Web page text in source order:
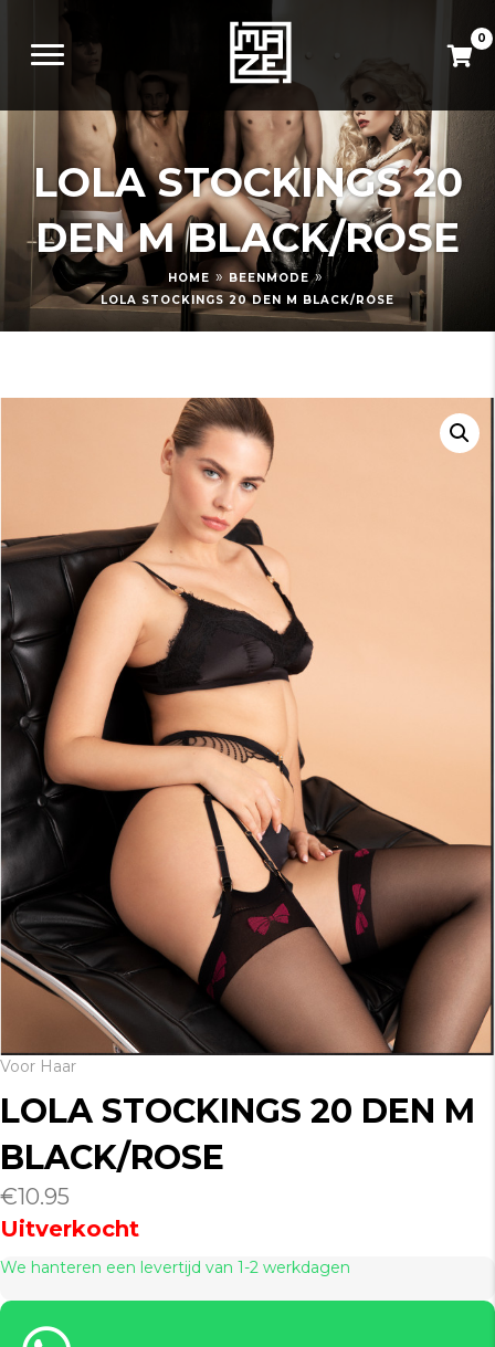
0
LOLA STOCKINGS 20
DEN M BLACK/ROSE
HOME » BEENMODE »
LOLA STOCKINGS 20 DEN M BLACK/ROSE
Voor Haar
LOLA STOCKINGS 20 DEN M
BLACK/ROSE
€10.95
Uitverkocht
We hanteren een levertijd van 1-2 werkdagen